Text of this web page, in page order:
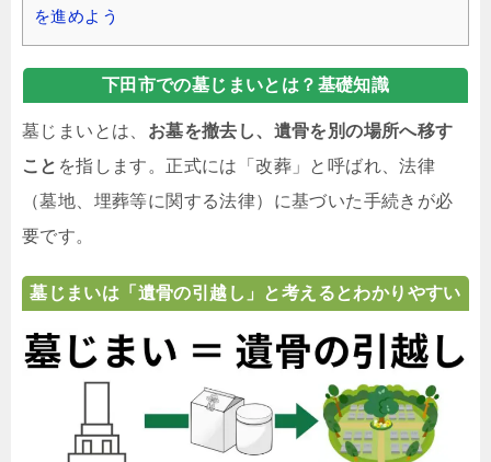
を進めよう
下田市での墓じまいとは？基礎知識
墓じまいとは、 お墓を撤去し、遺骨を別の場所へ移す
こと を指します。正式には「改葬」と呼ばれ、法律
（墓地、埋葬等に関する法律）に基づいた手続きが必
要です。
墓じまいは「遺骨の引越し」と考えるとわかりやすい